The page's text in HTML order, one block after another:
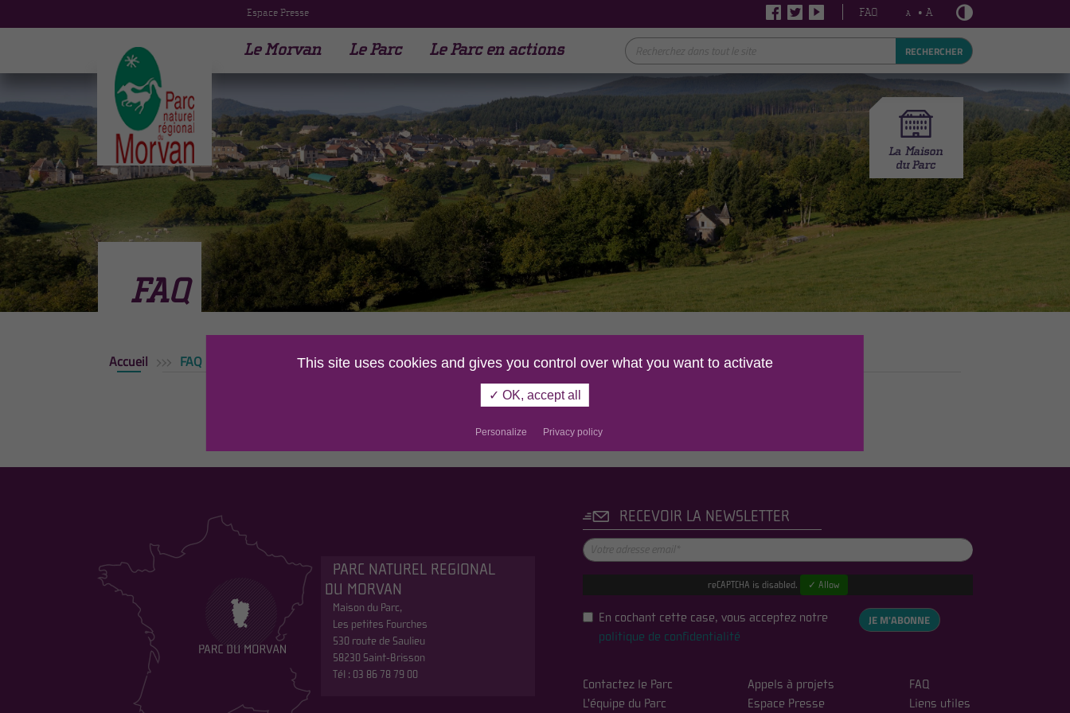
Espace Presse FAQ A • A
Le Morvan Le Parc Le Parc en actions RECHERCHER
FAQ
Accueil FAQ
PARC NATUREL REGIONAL
DU MORVAN
Maison du Parc,
Les petites Fourches
530 route de Saulieu
58230 Saint-Brisson
Tél : 03 86 78 79 00
RECEVOIR LA NEWSLETTER
reCAPTCHA is disabled. ✓ Allow
En cochant cette case, vous acceptez notre
politique de confidentialité
JE M'ABONNE
Contactez le Parc
L'équipe du Parc
Appels à projets
Espace Presse
FAQ
Liens utiles
This site uses cookies and gives you control over what you want to activate
✓ OK, accept all
Personalize Privacy policy